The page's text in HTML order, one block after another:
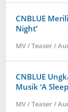
CNBLUE
Night’
MV / Teaser /
CNBLUE
Musik ‘A
MV / Teaser /